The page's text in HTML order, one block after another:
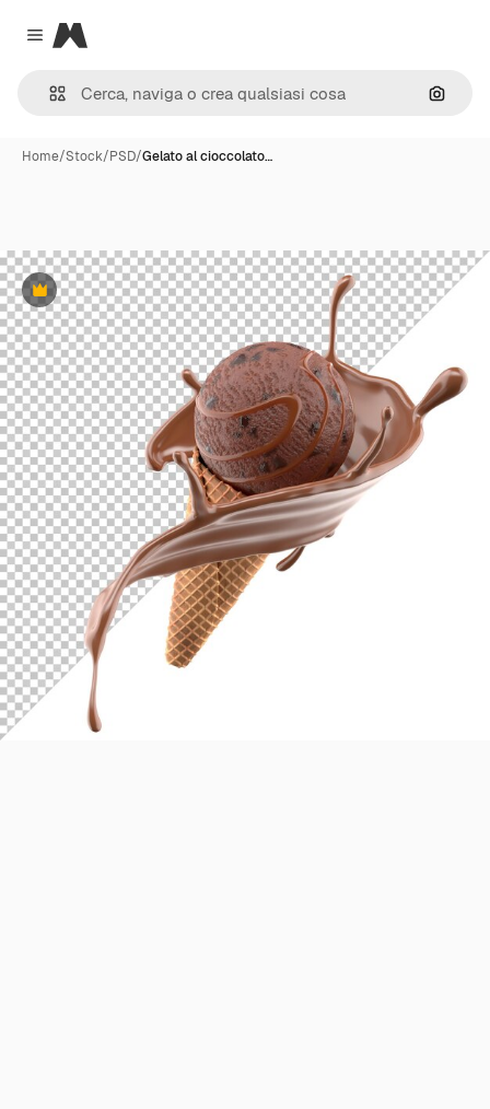
Close menu
Magnific
Cerca
Home/Stock/PSD/Gelato al cioccolato…
Premium